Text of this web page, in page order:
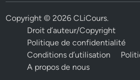
Copyright © 2026CLiCours.
Droit d’auteur/Copyright
Politique de confidentialité
Conditions d’utilisation
A propos de nous